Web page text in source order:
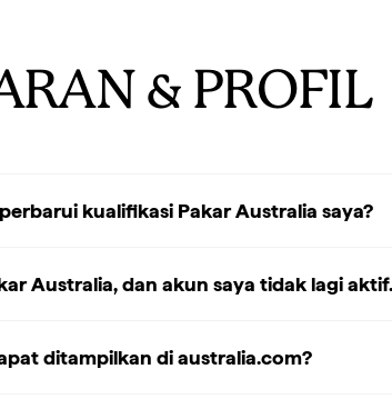
& PROFIL
kualifikasi Pakar Australia saya?
Australia, dan akun saya tidak lagi
ditampilkan di australia.com?